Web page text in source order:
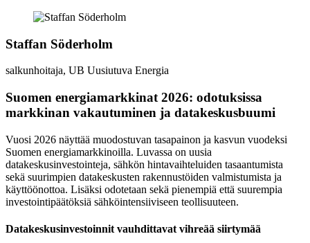
Staffan Söderholm
salkunhoitaja, UB Uusiutuva Energia
Suomen energiamarkkinat 2026: odotuksissa
markkinan vakautuminen ja datakeskusbuumi
Vuosi 2026 näyttää muodostuvan tasapainon ja kasvun vuodeksi
Suomen energiamarkkinoilla. Luvassa on uusia
datakeskusinvestointeja, sähkön hintavaihteluiden tasaantumista
sekä suurimpien datakeskusten rakennustöiden valmistumista ja
käyttöönottoa. Lisäksi odotetaan sekä pienempiä että suurempia
investointipäätöksiä sähköintensiiviseen teollisuuteen.
Datakeskusinvestoinnit vauhdittavat vihreää siirtymää